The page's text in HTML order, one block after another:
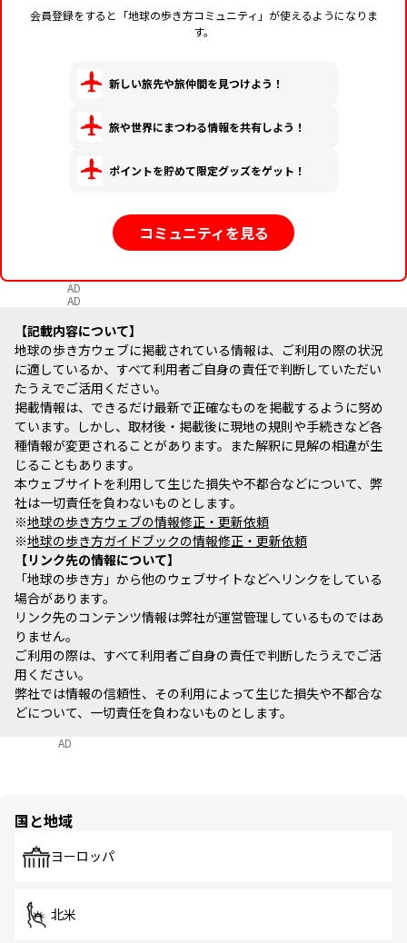
会員登録をすると「地球の歩き方コミュニティ」が使えるようになりま
す。
新しい旅先や旅仲間を見つけよう！
旅や世界にまつわる情報を共有しよう！
ポイントを貯めて限定グッズをゲット！
コミュニティを見る
AD
AD
記載内容について
地球の歩き方ウェブに掲載されている情報は、ご利用の際の状況
に適しているか、すべて利用者ご自身の責任で判断していただい
たうえでご活用ください。
掲載情報は、できるだけ最新で正確なものを掲載するように努め
ています。しかし、取材後・掲載後に現地の規則や手続きなど各
種情報が変更されることがあります。また解釈に見解の相違が生
じることもあります。
本ウェブサイトを利用して生じた損失や不都合などについて、弊
社は一切責任を負わないものとします。
※地球の歩き方ウェブの情報修正・更新依頼
※地球の歩き方ガイドブックの情報修正・更新依頼
リンク先の情報について
「地球の歩き方」から他のウェブサイトなどへリンクをしている
場合があります。
リンク先のコンテンツ情報は弊社が運営管理しているものではあ
りません。
ご利用の際は、すべて利用者ご自身の責任で判断したうえでご活
用ください。
弊社では情報の信頼性、その利用によって生じた損失や不都合な
どについて、一切責任を負わないものとします。
AD
国と地域
ヨーロッパ
北米